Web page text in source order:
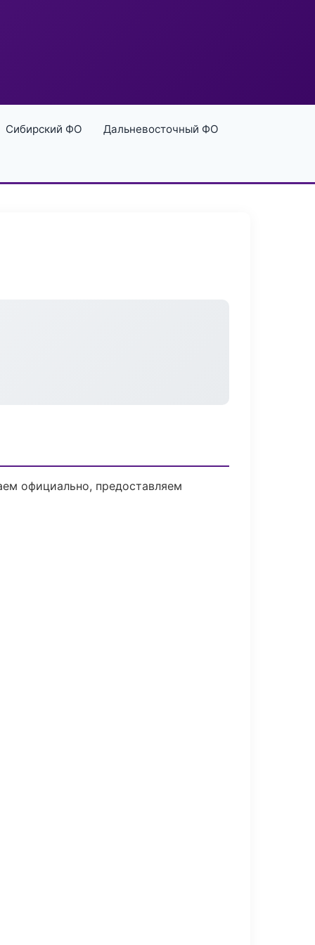
Сибирский ФО Дальневосточный ФО
официально, предоставляем